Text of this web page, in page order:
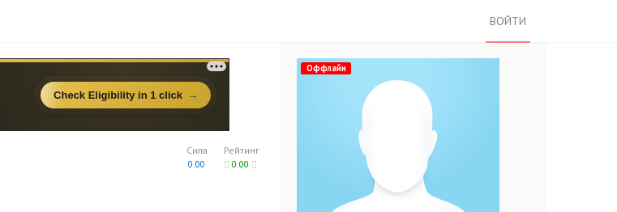
ВОЙТИ
Рейтинг
0.00
Сила
0.00
Оффлайн